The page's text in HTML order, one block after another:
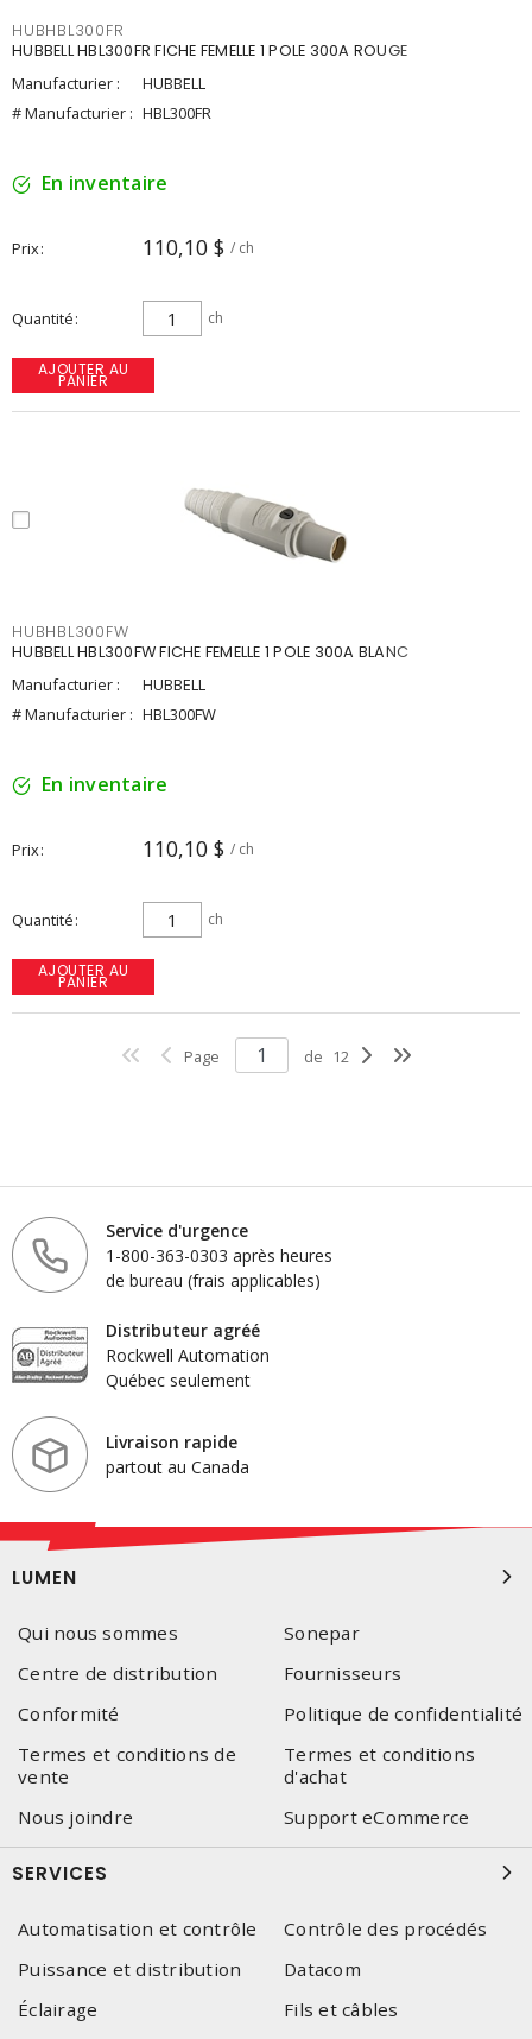
HUBHBL300FR
HUBBELL HBL300FR FICHE FEMELLE 1 POLE 300A ROUGE
Manufacturier :
HUBBELL
# Manufacturier : HBL300FR
En inventaire
Prix 110,10 $ / ch
Quantité ch
AJOUTER AU
PANIER
HUBHBL300FW
HUBBELL HBL300FW FICHE FEMELLE 1 POLE 300A BLANC
Manufacturier :
HUBBELL
# Manufacturier : HBL300FW
En inventaire
Prix 110,10 $ / ch
Quantité ch
AJOUTER AU
PANIER
Page de 12
Service d'urgence
1-800-363-0303 après heures
de bureau (frais applicables)
Distributeur agréé
Rockwell Automation
Québec seulement
Livraison rapide
partout au Canada
LUMEN
Qui nous sommes
Sonepar
Centre de distribution
Fournisseurs
Conformité
Politique de confidentialité
Termes et conditions de
vente
Termes et conditions
d'achat
Nous joindre
Support eCommerce
SERVICES
Automatisation et contrôle
Contrôle des procédés
Puissance et distribution
Datacom
Éclairage
Fils et câbles